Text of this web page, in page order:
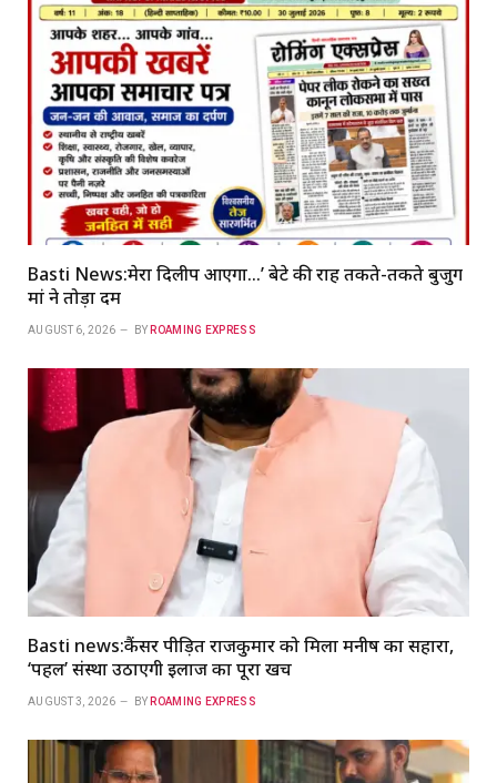
Basti News:मेरा दिलीप आएगा…’ बेटे की राह तकते-तकते बुजुर्ग
मां ने तोड़ा दम
AUGUST 6, 2026 BY ROAMING EXPRESS
Basti news:कैंसर पीड़ित राजकुमार को मिला मनीष का सहारा,
‘पहल’ संस्था उठाएगी इलाज का पूरा खर्च
AUGUST 3, 2026 BY ROAMING EXPRESS